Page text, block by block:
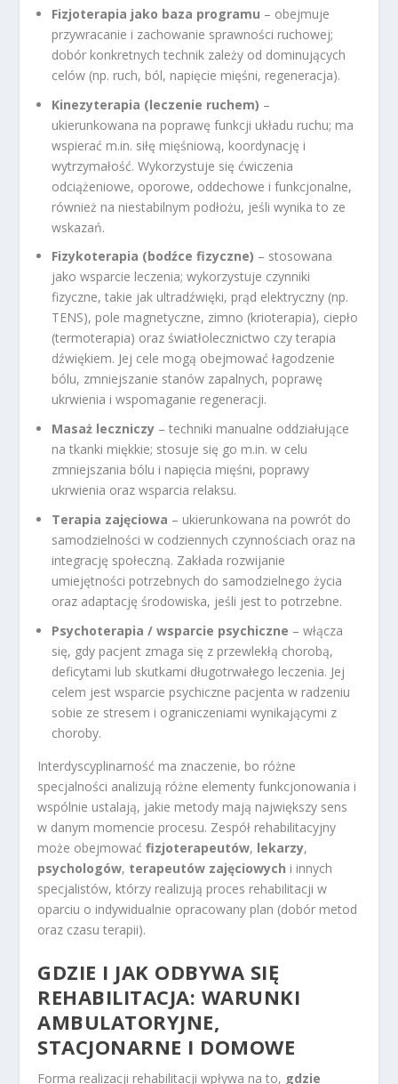
Fizjoterapia jako baza programu – obejmuje
przywracanie i zachowanie sprawności ruchowej;
dobór konkretnych technik zależy od dominujących
celów (np. ruch, ból, napięcie mięśni, regeneracja).
Kinezyterapia (leczenie ruchem) –
ukierunkowana na poprawę funkcji układu ruchu; ma
wspierać m.in. siłę mięśniową, koordynację i
wytrzymałość. Wykorzystuje się ćwiczenia
odciążeniowe, oporowe, oddechowe i funkcjonalne,
również na niestabilnym podłożu, jeśli wynika to ze
wskazań.
Fizykoterapia (bodźce fizyczne) – stosowana
jako wsparcie leczenia; wykorzystuje czynniki
fizyczne, takie jak ultradźwięki, prąd elektryczny (np.
TENS), pole magnetyczne, zimno (krioterapia), ciepło
(termoterapia) oraz światłolecznictwo czy terapia
dźwiękiem. Jej cele mogą obejmować łagodzenie
bólu, zmniejszanie stanów zapalnych, poprawę
ukrwienia i wspomaganie regeneracji.
Masaż leczniczy – techniki manualne oddziałujące
na tkanki miękkie; stosuje się go m.in. w celu
zmniejszania bólu i napięcia mięśni, poprawy
ukrwienia oraz wsparcia relaksu.
Terapia zajęciowa – ukierunkowana na powrót do
samodzielności w codziennych czynnościach oraz na
integrację społeczną. Zakłada rozwijanie
umiejętności potrzebnych do samodzielnego życia
oraz adaptację środowiska, jeśli jest to potrzebne.
Psychoterapia / wsparcie psychiczne – włącza
się, gdy pacjent zmaga się z przewlekłą chorobą,
deficytami lub skutkami długotrwałego leczenia. Jej
celem jest wsparcie psychiczne pacjenta w radzeniu
sobie ze stresem i ograniczeniami wynikającymi z
choroby.
Interdyscyplinarność ma znaczenie, bo różne
specjalności analizują różne elementy funkcjonowania i
wspólnie ustalają, jakie metody mają największy sens
w danym momencie procesu. Zespół rehabilitacyjny
może obejmowaćfizjoterapeutów, lekarzy,
psychologów, terapeutów zajęciowych i innych
specjalistów, którzy realizują proces rehabilitacji w
oparciu o indywidualnie opracowany plan (dobór metod
oraz czasu terapii).
GDZIE I JAK ODBYWA SIĘ
REHABILITACJA: WARUNKI
AMBULATORYJNE,
STACJONARNE I DOMOWE
Forma realizacji rehabilitacji wpływa na to, gdzie